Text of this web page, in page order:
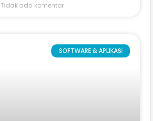
Tidak ada komentar
SOFTWARE & APLIKASI